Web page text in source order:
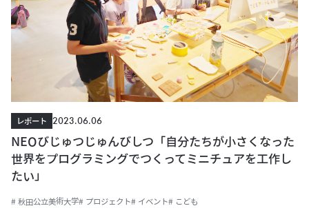
レポート
2023.06.06
NEOびじゅつじゅんびしつ「自分たちが小さくなった
世界をプログラミングでつくってミニチュアを工作し
たい」
# 秋田公立美術大学# プロジェクト# イベント# こども